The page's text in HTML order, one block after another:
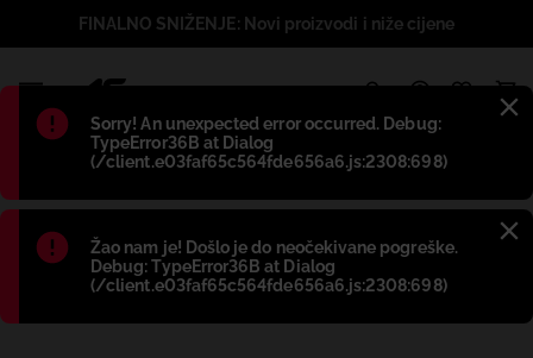
Błąd:
Sorry! An unexpected error occurred. Debug:
TypeError36B at Dialog
(/client.e03faf65c564fde656a6.js:2308:698)
Błąd:
Žao nam je! Došlo je do neočekivane pogreške.
Debug: TypeError36B at Dialog
(/client.e03faf65c564fde656a6.js:2308:698)
FINALNO SNIŽENJE: Novi proizvodi i niže cijene